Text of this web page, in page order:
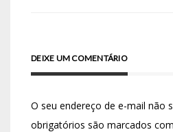
DEIXE UM COMENTÁRIO
O seu endereço de e-mail não
obrigatórios são marcados com